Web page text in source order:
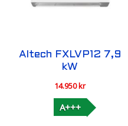
Altech FXLVP12 7,9
kW
14.950kr
A+++